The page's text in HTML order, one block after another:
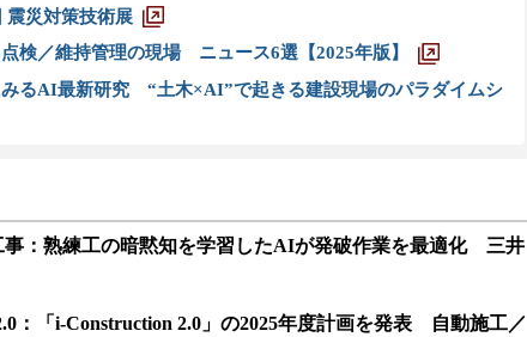
震災対策技術展
点検／維持管理の現場 ニュース6選【2025年版】
みるAI最新研究 “土木×AI”で起きる建設現場のパラダイムシ
事：熟練工の暗黙知を学習したAIが発破作業を最適化 三井
：「i-Construction 2.0」の2025年度計画を発表 自動施工／